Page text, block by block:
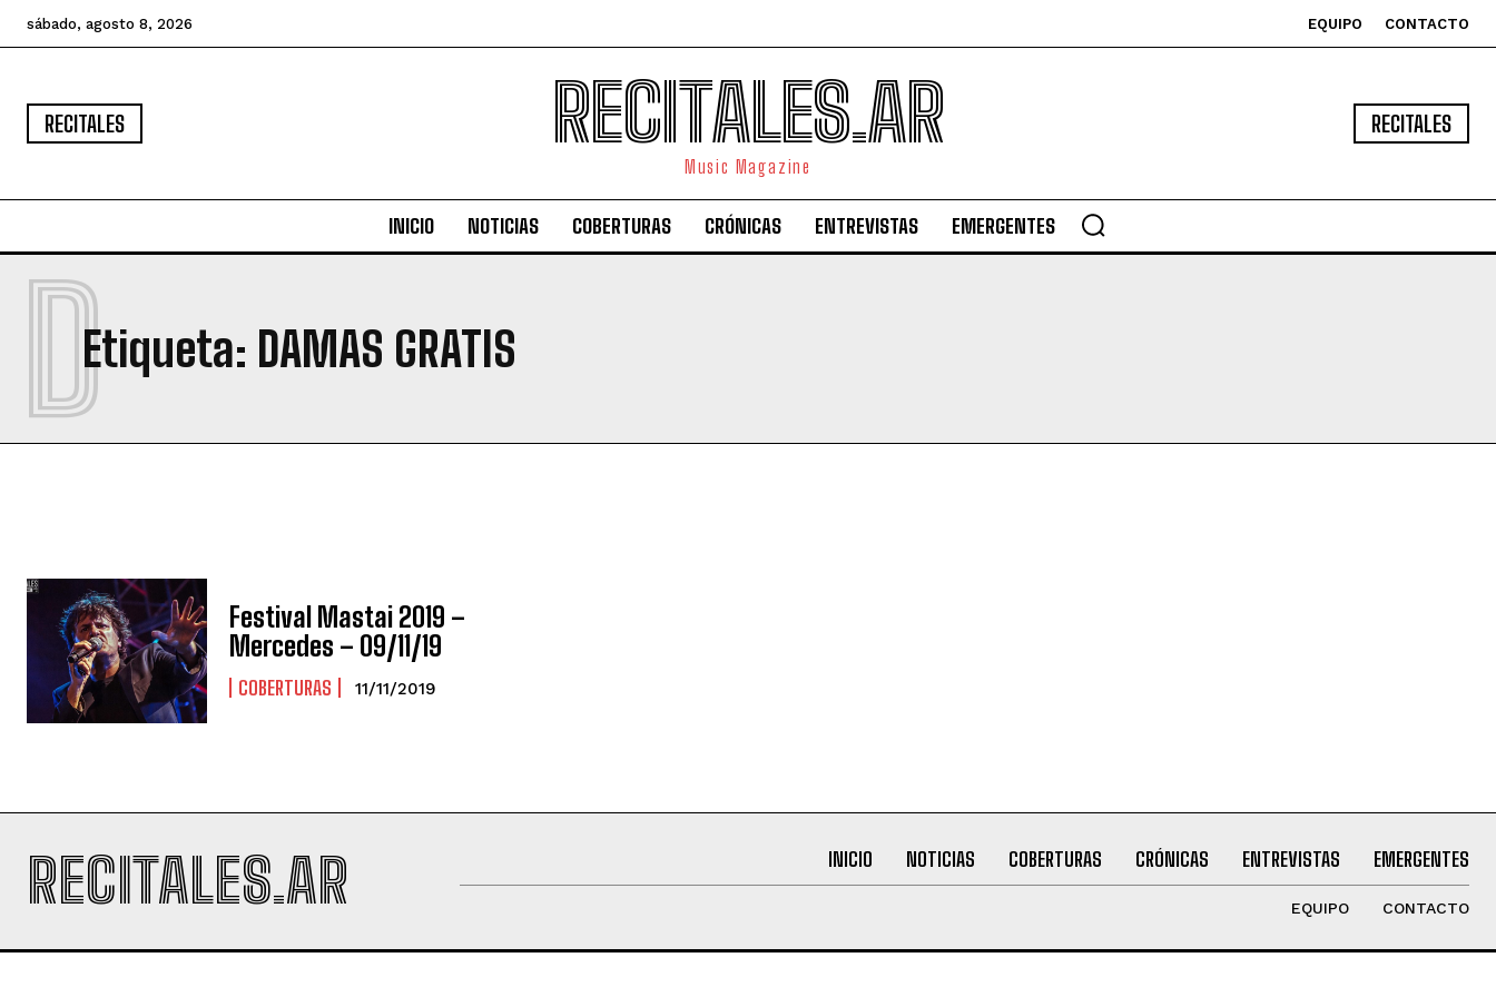
sábado, agosto 8, 2026 EQUIPO CONTACTO
RECITALES RECITALES.AR
Music Magazine
RECITALES
INICIO NOTICIAS COBERTURAS CRÓNICAS ENTREVISTAS EMERGENTES
Etiqueta: DAMAS GRATIS
D
Festival Mastai 2019 –
Mercedes – 09/11/19
COBERTURAS 11/11/2019
RECITALES.AR INICIO NOTICIAS COBERTURAS CRÓNICAS ENTREVISTAS EMERGENTES
EQUIPO CONTACTO